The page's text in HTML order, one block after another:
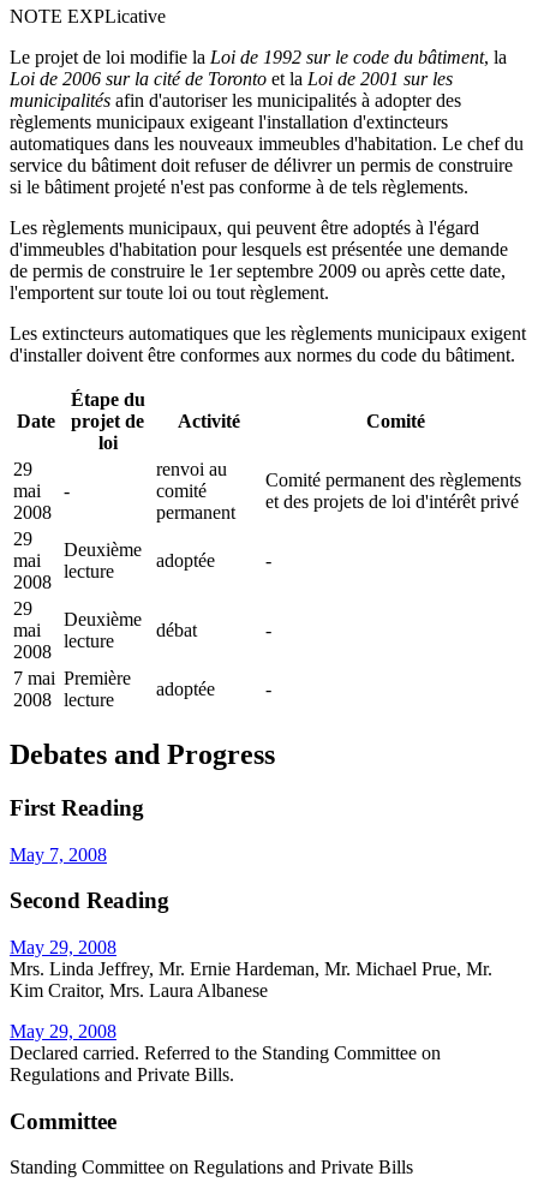
NOTE EXPLicative
Le projet de loi modifie la Loi de 1992 sur le code du bâtiment, la
Loi de 2006 sur la cité de Toronto et la Loi de 2001 sur les
municipalités afin d'autoriser les municipalités à adopter des
règlements municipaux exigeant l'installation d'extincteurs
automatiques dans les nouveaux immeubles d'habitation. Le chef du
service du bâtiment doit refuser de délivrer un permis de construire
si le bâtiment projeté n'est pas conforme à de tels règlements.
Les règlements municipaux, qui peuvent être adoptés à l'égard
d'immeubles d'habitation pour lesquels est présentée une demande
de permis de construire le 1er septembre 2009 ou après cette date,
l'emportent sur toute loi ou tout règlement.
Les extincteurs automatiques que les règlements municipaux exigent
d'installer doivent être conformes aux normes du code du bâtiment.
Date
Étape du
projet de
loi
Activité Comité
29
mai
2008
-
renvoi au
comité
permanent
Comité permanent des règlements
et des projets de loi d'intérêt privé
29
mai
2008
Deuxième
lecture
adoptée -
29
mai
2008
Deuxième
lecture
débat -
7 mai
2008
Première
lecture
adoptée -
Debates and Progress
First Reading
May 7, 2008
Second Reading
May 29, 2008
Mrs. Linda Jeffrey, Mr. Ernie Hardeman, Mr. Michael Prue, Mr.
Kim Craitor, Mrs. Laura Albanese
May 29, 2008
Declared carried. Referred to the Standing Committee on
Regulations and Private Bills.
Committee
Standing Committee on Regulations and Private Bills